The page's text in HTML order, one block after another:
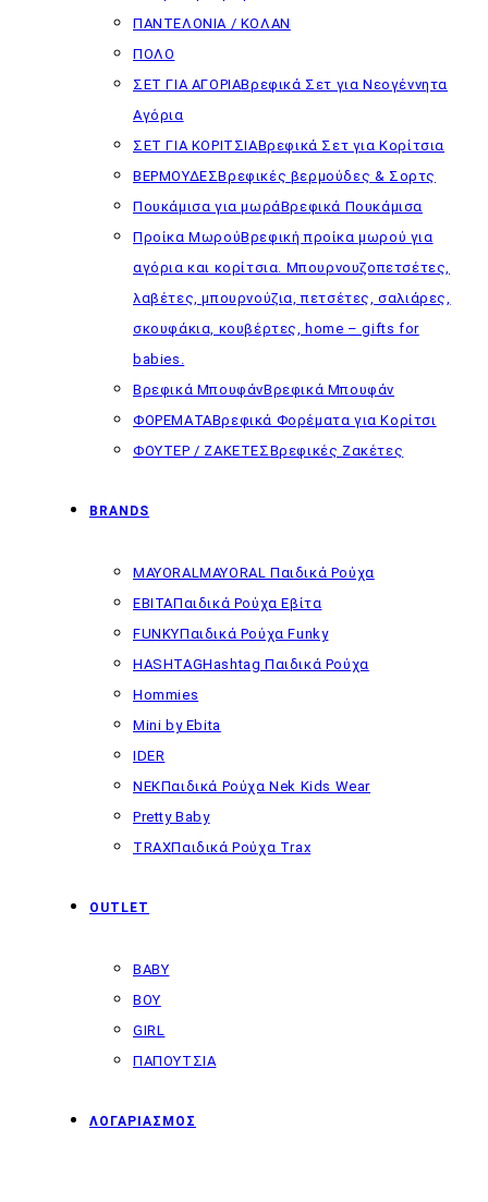
ΠΑΝΤΕΛΟΝΙΑ / ΚΟΛΑΝ
ΠΟΛΟ
ΣΕΤ ΓΙΑ ΑΓΟΡΙΑΒρεφικά Σετ για Νεογέννητα
Αγόρια
ΣΕΤ ΓΙΑ ΚΟΡΙΤΣΙΑΒρεφικά Σετ για Κορίτσια
ΒΕΡΜΟΥΔΕΣΒρεφικές βερμούδες & Σορτς
Πουκάμισα για μωράΒρεφικά Πουκάμισα
Προίκα ΜωρούΒρεφική προίκα μωρού για
αγόρια και κορίτσια. Μπουρνουζοπετσέτες,
λαβέτες, μπουρνούζια, πετσέτες, σαλιάρες,
σκουφάκια, κουβέρτες, home – gifts for
babies.
Βρεφικά ΜπουφάνΒρεφικά Μπουφάν
ΦΟΡΕΜΑΤΑΒρεφικά Φορέματα για Κορίτσι
ΦΟΥΤΕΡ / ΖΑΚΕΤΕΣΒρεφικές Ζακέτες
BRANDS
MAYORALMAYORAL Παιδικά Ρούχα
EBITAΠαιδικά Ρούχα Εβίτα
FUNKYΠαιδικά Ρούχα Funky
HASHTAGHashtag Παιδικά Ρούχα
Hommies
Mini by Ebita
IDER
NEKΠαιδικά Ρούχα Nek Kids Wear
Pretty Baby
TRAXΠαιδικά Ρούχα Trax
OUTLET
BABY
BOY
GIRL
ΠΑΠΟΥΤΣΙΑ
ΛΟΓΑΡΙΑΣΜΟΣ